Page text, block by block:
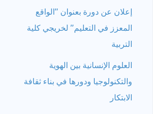
إعلان عن دورة بعنوان "الواقع
المعزز في التعليم" لخريجي كلية
التربية
العلوم الإنسانية بين الهوية
والتكنولوجيا ودورها في بناء ثقافة
الابتكار